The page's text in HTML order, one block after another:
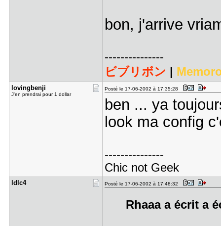
bon, j'arrive
---------------
ビブリボン |
lovingbenj​i
J'en prendrai pour 1 dollar
Posté le 17-06-2002 à 17:35:28
ben ... ya
look ma config
---------------
Chic not Geek
ldlc4 Posté le 17-06-2002 à 17:48:32
Rhaaa a écrit a